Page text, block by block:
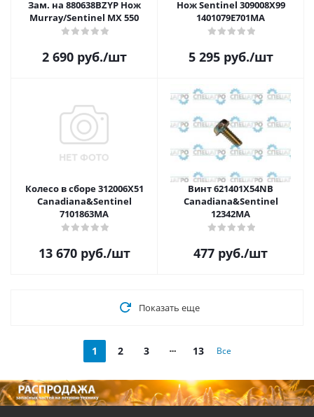
Зам. на 880638BZYP Нож
Murray/Sentinel MX 550
2 690руб./шт
Нож Sentinel 309008X99
1401079E701MA
5 295руб./шт
Колесо в сборе 312006Х51
Canadiana&Sentinel
7101863MA
13 670руб./шт
Винт 621401X54NB
Canadiana&Sentinel
12342MA
477 руб./шт
Показать еще
1 2 3 13 Все